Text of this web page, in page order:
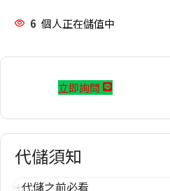
6 個人正在儲值中
立即詢問
代儲須知
代儲之前必看